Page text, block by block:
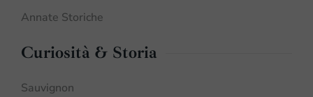
Annate Storiche
Curiosità & Storia
Sauvignon